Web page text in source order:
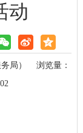
动
局）
浏览量：